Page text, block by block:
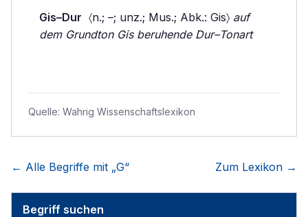
Gis–Dur 〈n.; –; unz.; Mus.; Abk.: Gis〉 auf
dem Grundton Gis beruhende Dur–Tonart
Quelle: Wahrig Wissenschaftslexikon
← Alle Begriffe mit „G“ Zum Lexikon →
Begriff suchen